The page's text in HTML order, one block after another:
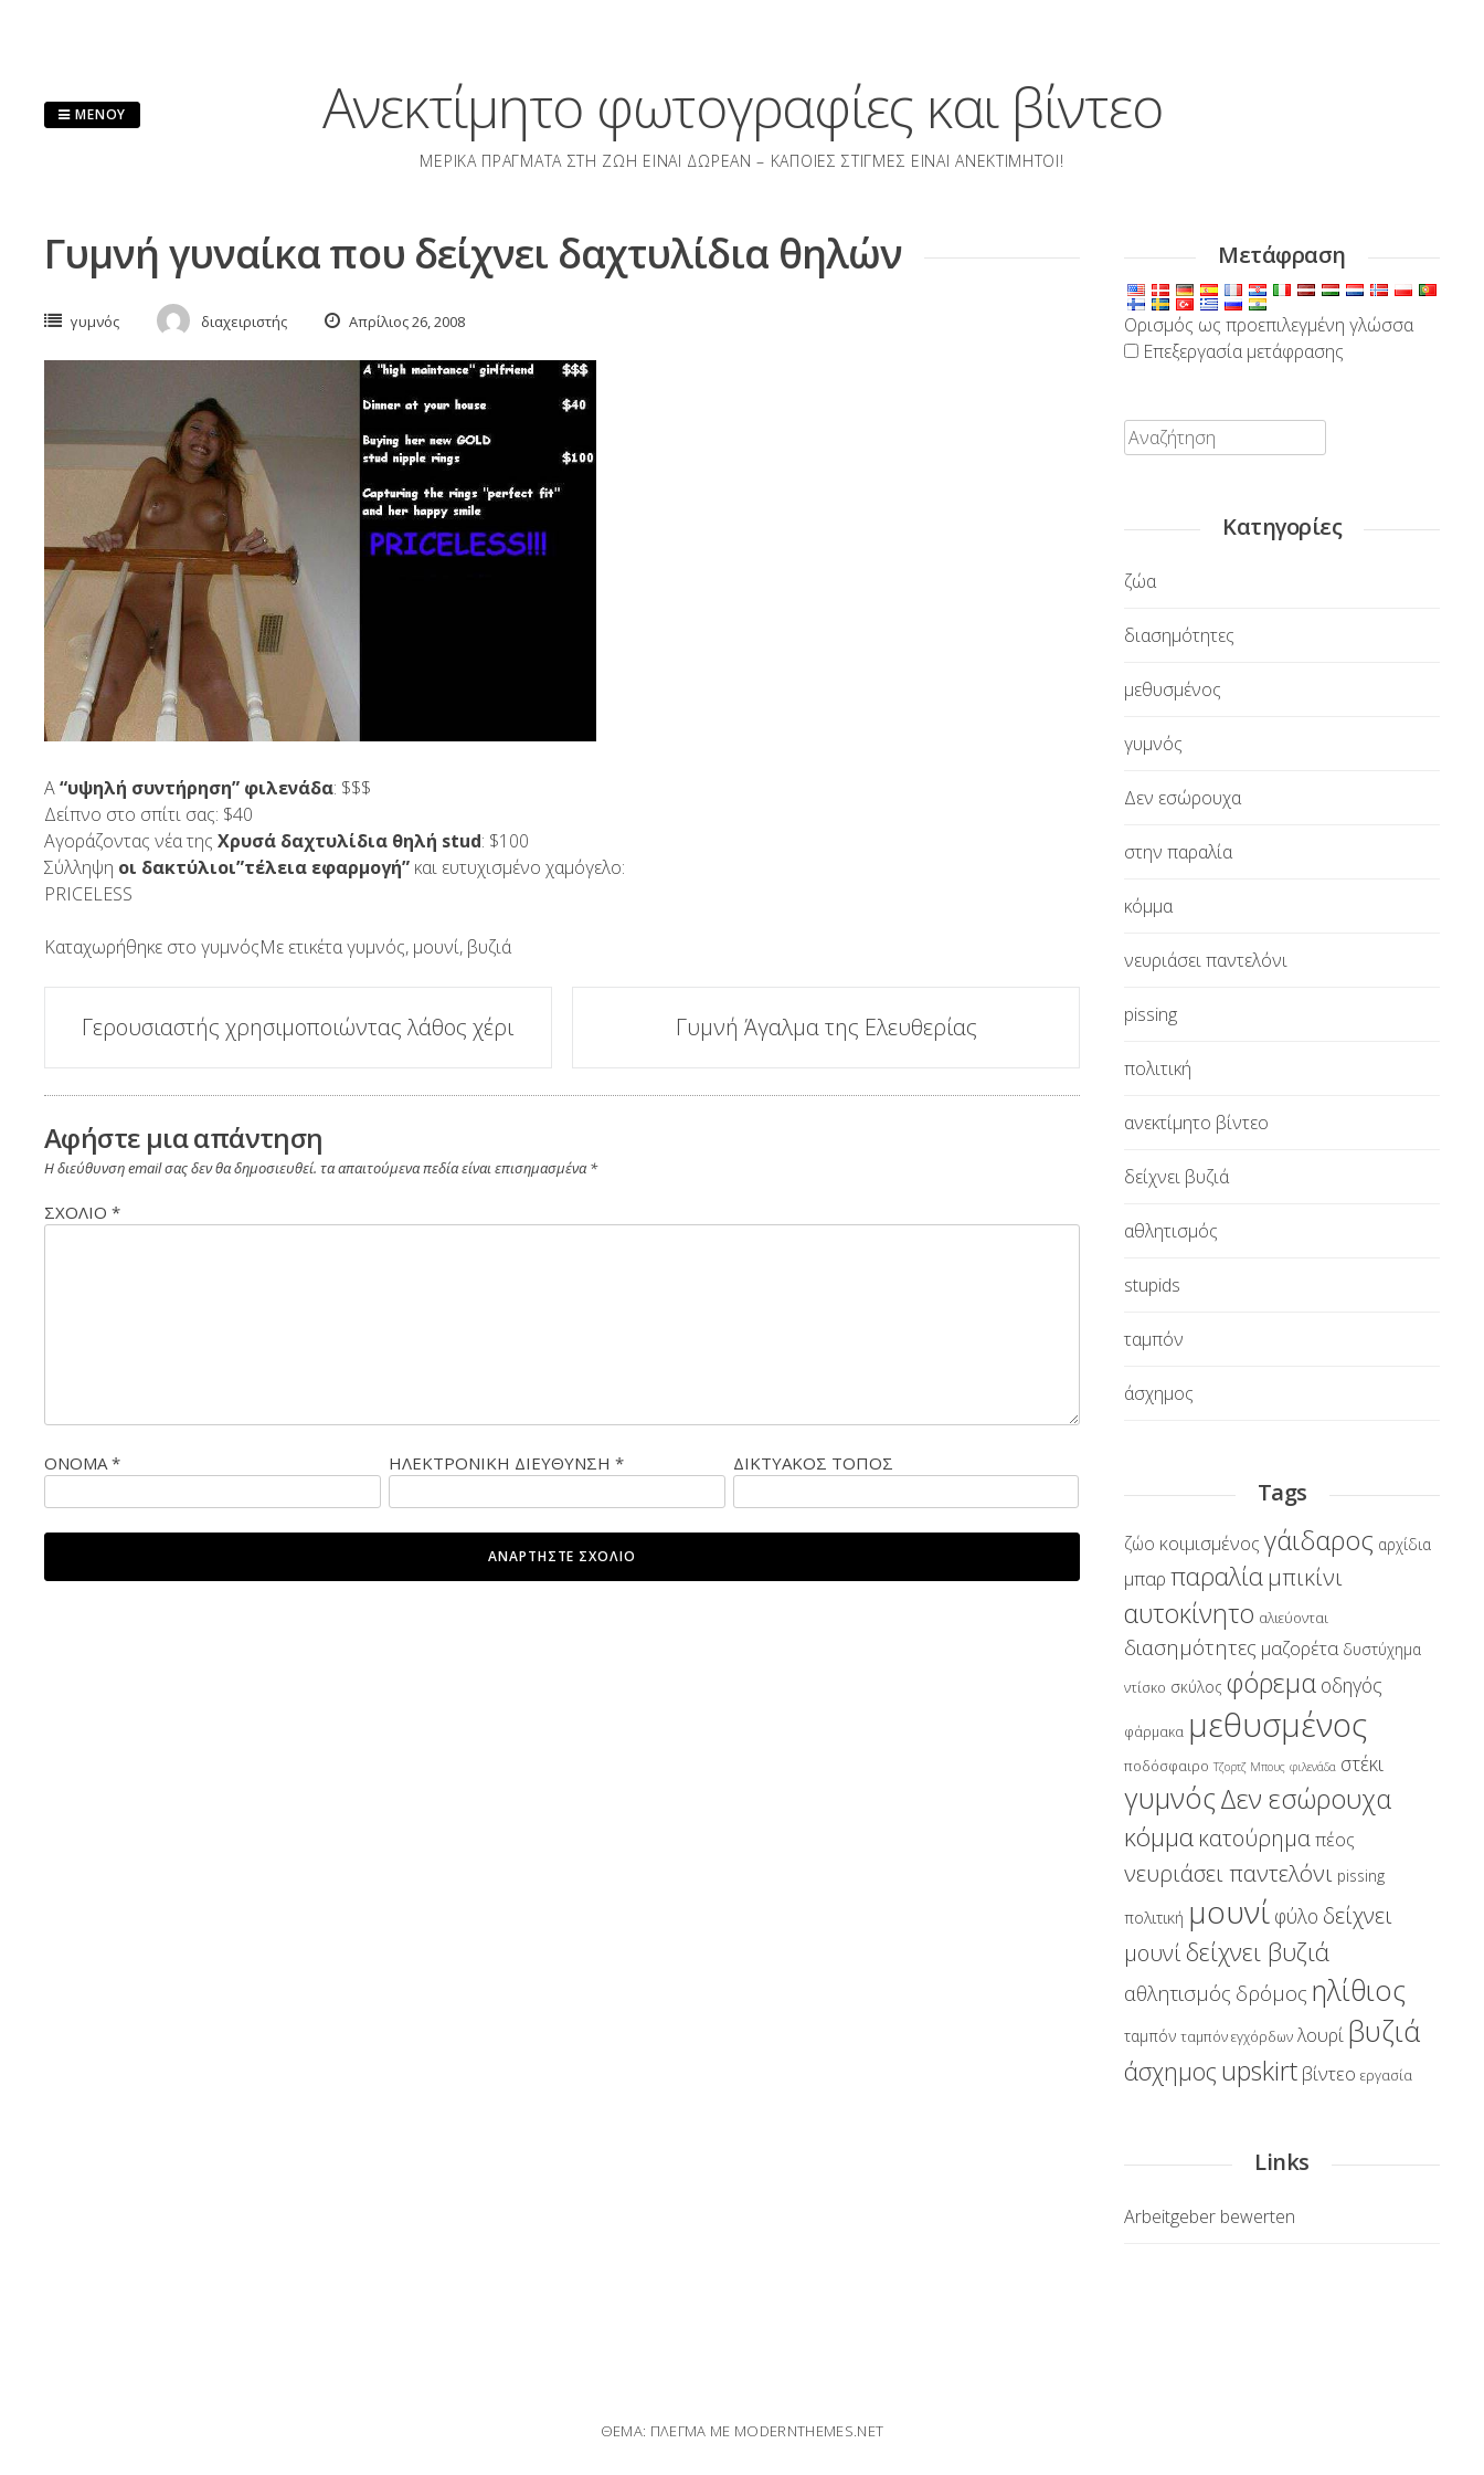
Ανεκτίμητο φωτογραφίες και βίντεο
ΜΕΡΙΚΆ ΠΡΆΓΜΑΤΑ ΣΤΗ ΖΩΉ ΕΊΝΑΙ ΔΩΡΕΆΝ – ΚΆΠΟΙΕΣ ΣΤΙΓΜΈΣ ΕΊΝΑΙ ΑΝΕΚΤΊΜΗΤΟΙ!
ΜΕΝΟΎ
Γυμνή γυναίκα που δείχνει δαχτυλίδια θηλών
γυμνός διαχειριστής Απρίλιος 26, 2008
Α“υψηλή συντήρηση” φιλενάδα: $$$
Δείπνο στο σπίτι σας: $40
Αγοράζοντας νέα της Χρυσά δαχτυλίδια θηλή stud: $100
Σύλληψη οι δακτύλιοι”τέλεια εφαρμογή” και ευτυχισμένο χαμόγελο:
PRICELESS
Καταχωρήθηκε στο γυμνόςΜε ετικέταγυμνός, μουνί, βυζιά
Δημοσίευση
πλοήγησης
Γερουσιαστής χρησιμοποιώντας λάθος χέρι Γυμνή Άγαλμα της Ελευθερίας
Αφήστε μια απάντηση
Η διεύθυνση email σας δεν θα δημοσιευθεί. τα απαιτούμενα πεδία είναι επισημασμένα*
ΣΧΌΛΙΟ *
ΟΝΟΜΑ * ΗΛΕΚΤΡΟΝΙΚΗ ΔΙΕΥΘΥΝΣΗ* ΔΙΚΤΥΑΚΌΣ ΤΌΠΟΣ
Μετάφραση
Ορισμός ως προεπιλεγμένη γλώσσα
Επεξεργασία μετάφρασης
Αναζήτηση:
Κατηγορίες
ζώα
διασημότητες
μεθυσμένος
γυμνός
Δεν εσώρουχα
στην παραλία
κόμμα
νευριάσει παντελόνι
pissing
πολιτική
ανεκτίμητο βίντεο
δείχνει βυζιά
αθλητισμός
stupids
ταμπόν
άσχημος
Tags
ζώο κοιμισμένος γάιδαρος αρχίδια
μπαρ παραλία μπικίνι
αυτοκίνητο αλιεύονται
διασημότητες μαζορέτα δυστύχημα
ντίσκο σκύλος φόρεμα οδηγός
φάρμακα μεθυσμένος
ποδόσφαιρο Τζορτζ Μπους φιλενάδα στέκι
γυμνόςΔεν εσώρουχα
κόμμα κατούρημαπέος
νευριάσει παντελόνι pissing
πολιτική μουνί φύλο δείχνει
μουνίδείχνει βυζιά
αθλητισμός δρόμος ηλίθιος
ταμπόν ταμπόν εγχόρδων λουρί βυζιά
άσχημος upskirt βίντεο εργασία
Links
Arbeitgeber bewerten
ΘΈΜΑ: ΠΛΈΓΜΑ ΜΕ MODERNTHEMES.NET